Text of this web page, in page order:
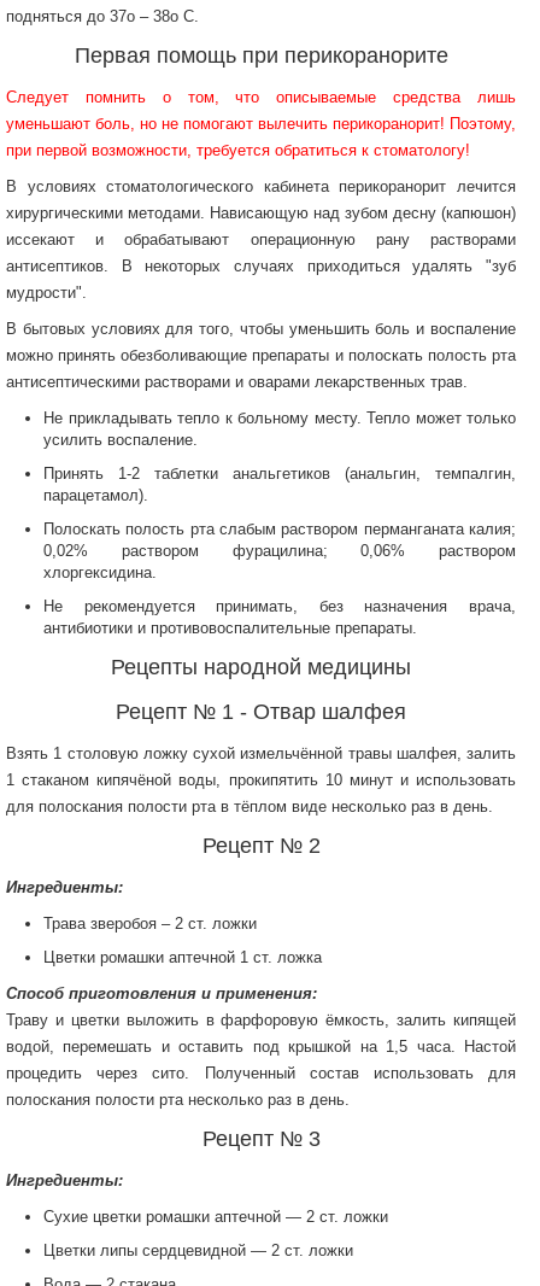
подняться до 37о – 38о С.
Первая помощь при перикоранорите
Следует помнить о том, что описываемые средства лишь
уменьшают боль, но не помогают вылечить перикоранорит! Поэтому,
при первой возможности, требуется обратиться к стоматологу!
В условиях стоматологического кабинета перикоранорит лечится
хирургическими методами. Нависающую над зубом десну (капюшон)
иссекают и обрабатывают операционную рану растворами
антисептиков. В некоторых случаях приходиться удалять "зуб
мудрости".
В бытовых условиях для того, чтобы уменьшить боль и воспаление
можно принять обезболивающие препараты и полоскать полость рта
антисептическими растворами и оварами лекарственных трав.
Не прикладывать тепло к больному месту. Тепло может только
усилить воспаление.
Принять 1-2 таблетки анальгетиков (анальгин, темпалгин,
парацетамол).
Полоскать полость рта слабым раствором перманганата калия;
0,02% раствором фурацилина; 0,06% раствором
хлоргексидина.
Не рекомендуется принимать, без назначения врача,
антибиотики и противовоспалительные препараты.
Рецепты народной медицины
Рецепт № 1 - Отвар шалфея
Взять 1 столовую ложку сухой измельчённой травы шалфея, залить
1 стаканом кипячёной воды, прокипятить 10 минут и использовать
для полоскания полости рта в тёплом виде несколько раз в день.
Рецепт № 2
Ингредиенты:
Трава зверобоя – 2 ст. ложки
Цветки ромашки аптечной 1 ст. ложка
Способ приготовления и применения:
Траву и цветки выложить в фарфоровую ёмкость, залить кипящей
водой, перемешать и оставить под крышкой на 1,5 часа. Настой
процедить через сито. Полученный состав использовать для
полоскания полости рта несколько раз в день.
Рецепт № 3
Ингредиенты:
Сухие цветки ромашки аптечной — 2 ст. ложки
Цветки липы сердцевидной — 2 ст. ложки